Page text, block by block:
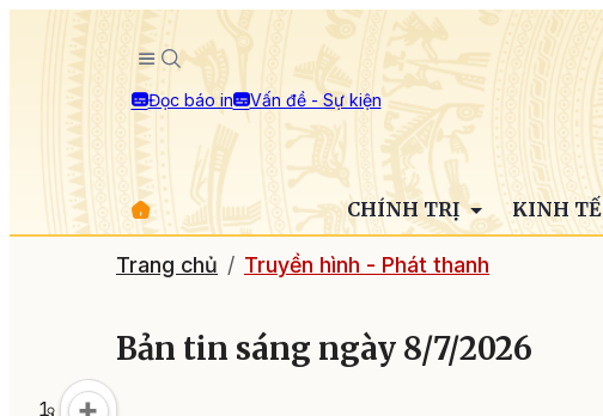
Đọc báo in Vấn đề - Sự kiện
CHÍNH TRỊ KINH
Trang chủ Truyền hình - Phát thanh
Bản tin sáng ngày 8/7/2026